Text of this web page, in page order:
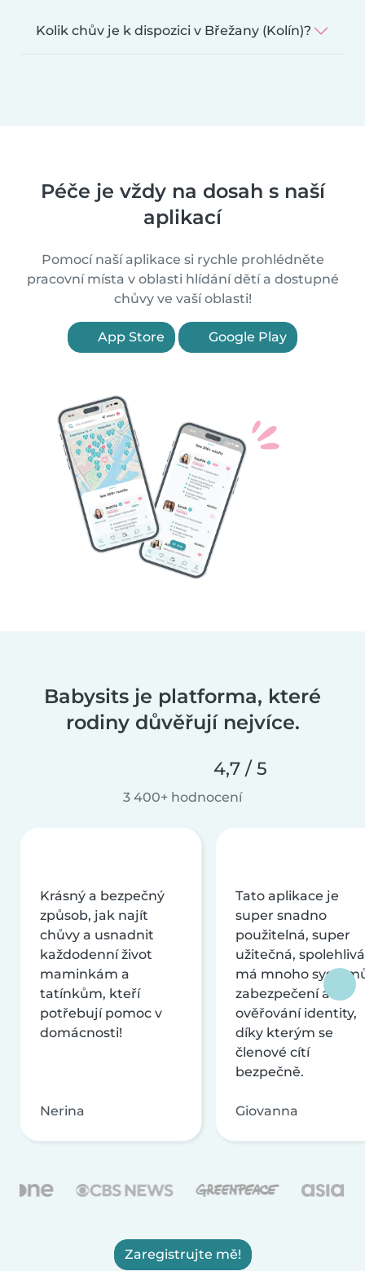
Kolik chův je k dispozici v Břežany (Kolín)?
Péče je vždy na dosah s naší
aplikací
Pomocí naší aplikace si rychle prohlédněte
pracovní místa v oblasti hlídání dětí a dostupné
chůvy ve vaší oblasti!
App Store Google Play
Babysits je platforma, které
rodiny důvěřují nejvíce.
4,7 / 5
3 400+ hodnocení
Krásný a bezpečný
způsob, jak najít
chůvy a usnadnit
každodenní život
maminkám a
tatínkům, kteří
potřebují pomoc v
domácnosti!
Nerina
Tato aplikace je
super snadno
použitelná, super
užitečná,
má mnoho
zabezpečení a
ověřování identity,
díky kterým se
členové cítí
bezpečně.
Giovanna
Zaregistrujte mě!